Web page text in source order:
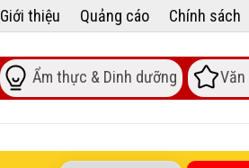
Giới thiệu Quảng cáo Chính sách
Ẩm thực & Dinh dưỡng